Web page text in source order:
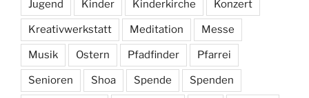
Jugend Kinder Kinderkirche Konzert
Kreativwerkstatt Meditation Messe
Musik Ostern Pfadfinder Pfarrei
Senioren Shoa Spende Spenden